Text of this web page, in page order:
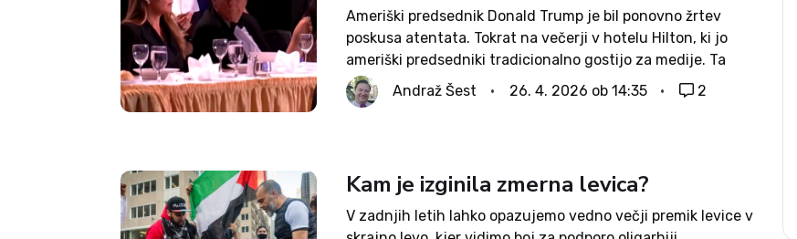
Ameriški predsednik Donald Trump je bil ponovno žrtev
poskusa atentata. Tokrat na večerji v hotelu Hilton, ki jo
ameriški predsedniki tradicionalno gostijo za medije. Ta
večerja je tipično sproščena in vsebuje tudi vložke
norčevanja iz predsednika. Večerja, ki naj bi...
Andraž Šest 26. 4. 2026 ob 14:35 2
Kam je izginila zmerna levica?
V zadnjih letih lahko opazujemo vedno večji premik levice v